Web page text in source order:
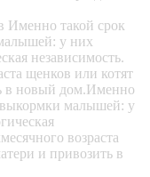
Именно такой срок
у них
независимость.
щенков или котят
в новый дом.Именно
выкормки малышей: у
возраста
и привозить в